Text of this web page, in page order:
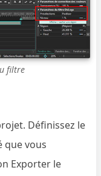
filtre
Définissez le
que vous
Exporter le